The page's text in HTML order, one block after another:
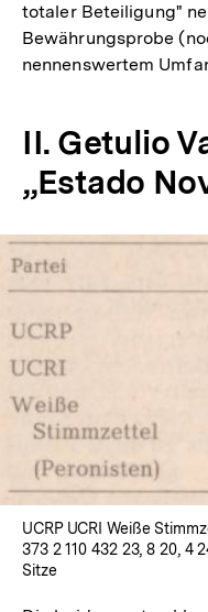
totaler Beteiligung"
Bewährungsprobe
nennenswertem
II. Getulio
„Estado
UCRP UCRI Weiße
373 2 110 432 23, 8 20, 4
Sitze